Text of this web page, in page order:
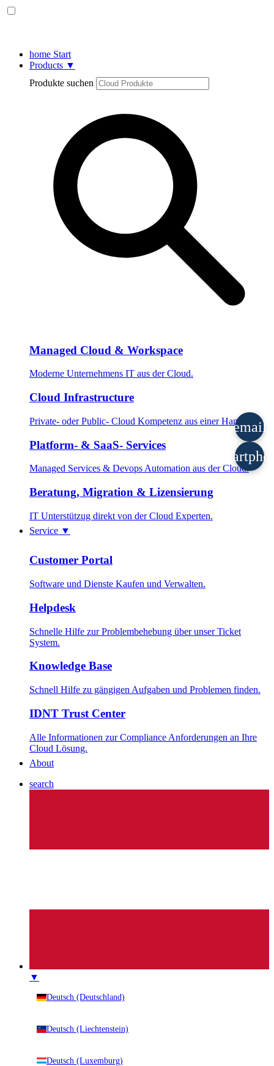
home Start
Products ▼
Produkte suchen
Managed Cloud & Workspace
Moderne Unternehmens IT aus der Cloud.
Cloud Infrastructure
Private- oder Public- Cloud Kompetenz aus einer Hand.
Platform- & SaaS- Services
Managed Services & Devops Automation aus der Cloud.
Beratung, Migration & Lizensierung
IT Unterstützug direkt von der Cloud Experten.
Service ▼
Customer Portal
Software und Dienste Kaufen und Verwalten.
Helpdesk
Schnelle Hilfe zur Problembehebung über unser Ticket
System.
Knowledge Base
Schnell Hilfe zu gängigen Aufgaben und Problemen finden.
IDNT Trust Center
Alle Informationen zur Compliance Anforderungen an Ihre
Cloud Lösung.
About
search
▼
Deutsch (Deutschland)
Deutsch (Liechtenstein)
Deutsch (Luxemburg)
email